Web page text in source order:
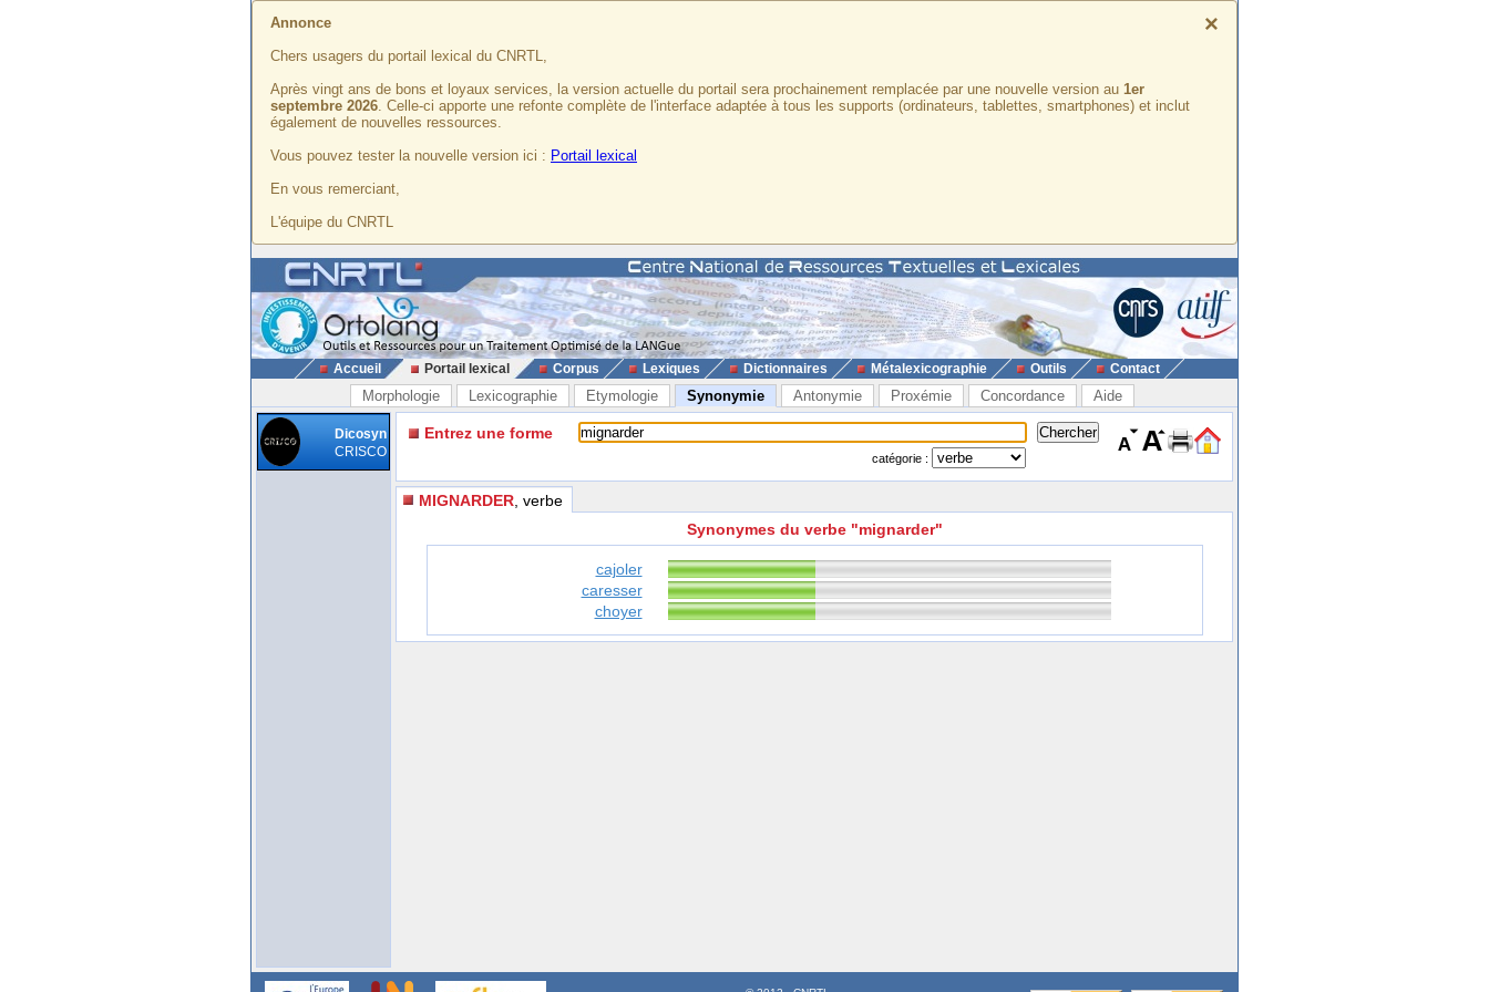
×
Annonce
Chers usagers du portail lexical du CNRTL,
Après vingt ans de bons et loyaux services, la version actuelle du portail sera prochainement remplacée par une nouvelle version au 1er
septembre 2026. Celle-ci apporte une refonte complète de l'interface adaptée à tous les supports (ordinateurs, tablettes, smartphones) et inclut
également de nouvelles ressources.
Vous pouvez tester la nouvelle version ici : Portail lexical
En vous remerciant,
L'équipe du CNRTL
Accueil Portail lexical Corpus Lexiques Dictionnaires Métalexicographie Outils Contact
Morphologie Lexicographie Etymologie Synonymie Antonymie Proxémie Concordance Aide
Dicosyn
CRISCO
Entrez une forme
catégorie :
MIGNARDER , verbe
Synonymes du verbe "mignarder"
cajoler
caresser
choyer